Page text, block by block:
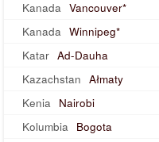
Kanada Vancouver*
Kanada Winnipeg*
Katar Ad-Dauha
Kazachstan Ałmaty
Kenia Nairobi
Kolumbia Bogota